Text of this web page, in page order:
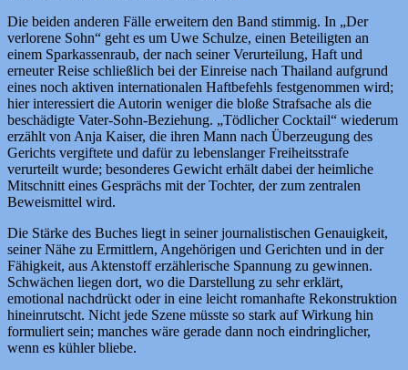
Die beiden anderen Fälle erweitern den Band stimmig. In „Der
verlorene Sohn“ geht es um Uwe Schulze, einen Beteiligten an
einem Sparkassenraub, der nach seiner Verurteilung, Haft und
erneuter Reise schließlich bei der Einreise nach Thailand aufgrund
eines noch aktiven internationalen Haftbefehls festgenommen wird;
hier interessiert die Autorin weniger die bloße Strafsache als die
beschädigte Vater-Sohn-Beziehung. „Tödlicher Cocktail“ wiederum
erzählt von Anja Kaiser, die ihren Mann nach Überzeugung des
Gerichts vergiftete und dafür zu lebenslanger Freiheitsstrafe
verurteilt wurde; besonderes Gewicht erhält dabei der heimliche
Mitschnitt eines Gesprächs mit der Tochter, der zum zentralen
Beweismittel wird.
Die Stärke des Buches liegt in seiner journalistischen Genauigkeit,
seiner Nähe zu Ermittlern, Angehörigen und Gerichten und in der
Fähigkeit, aus Aktenstoff erzählerische Spannung zu gewinnen.
Schwächen liegen dort, wo die Darstellung zu sehr erklärt,
emotional nachdrückt oder in eine leicht romanhafte Rekonstruktion
hineinrutscht. Nicht jede Szene müsste so stark auf Wirkung hin
formuliert sein; manches wäre gerade dann noch eindringlicher,
wenn es kühler bliebe.